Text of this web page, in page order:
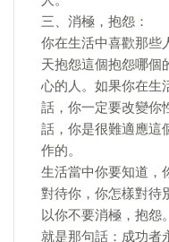
三、消極，抱怨：
你在生活中喜歡那些
天抱怨這個抱怨哪個
心的人。如果你在生
話，你一定要改變你
話，你是很難適應這
作的。
生活當中你要知道，
對待你，你怎樣對待
以你不要消極，抱怨
就是那句話：成功者